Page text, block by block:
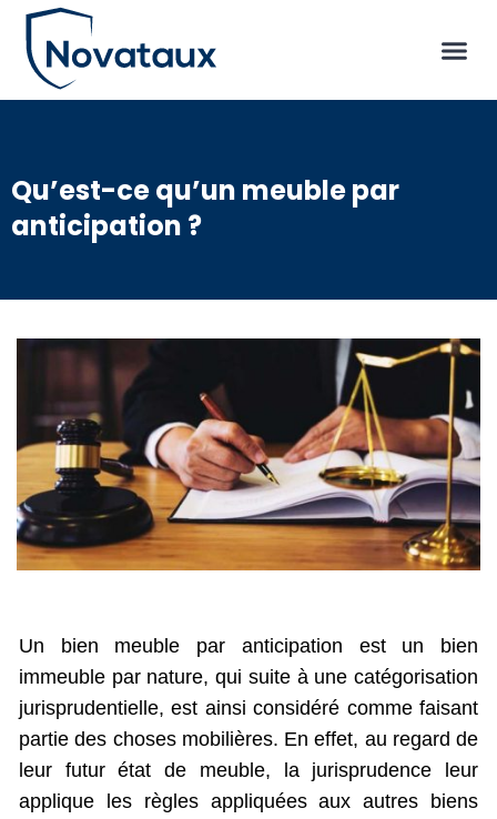
Qu’est-ce qu’un meuble par
anticipation ?
Un bien meuble par anticipation est un bien
immeuble par nature, qui suite à une catégorisation
jurisprudentielle, est ainsi considéré comme faisant
partie des choses mobilières. En effet, au regard de
leur futur état de meuble, la jurisprudence leur
applique les règles appliquées aux autres biens